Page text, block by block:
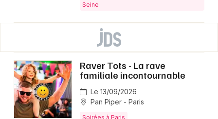
Seine
Raver Tots - La rave
familiale incontournable
Le 13/09/2026
Pan Piper - Paris
Soirées à Paris